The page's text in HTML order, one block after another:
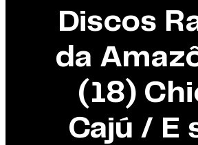
Discos
da
(18)
Cajú / E